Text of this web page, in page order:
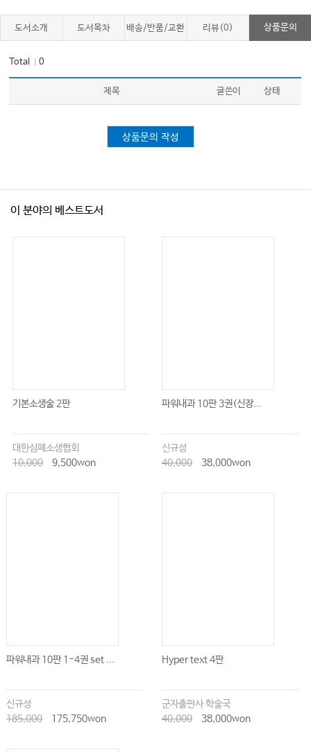
도서소개 도서목차 배송/반품/교환 리뷰(0) 상품문의
Total ｜0
제목 글쓴이 상태
상품문의 작성
이 분야의 베스트도서
기본소생술 2판
대한심폐소생협회
10,000
9,500won
파워내과 10판 3권(신장...
신규성
40,000
38,000won
파워내과 10판 1-4권 set ...
신규성
185,000
175,750won
Hyper text 4판
군자출판사 학술국
40,000
38,000won